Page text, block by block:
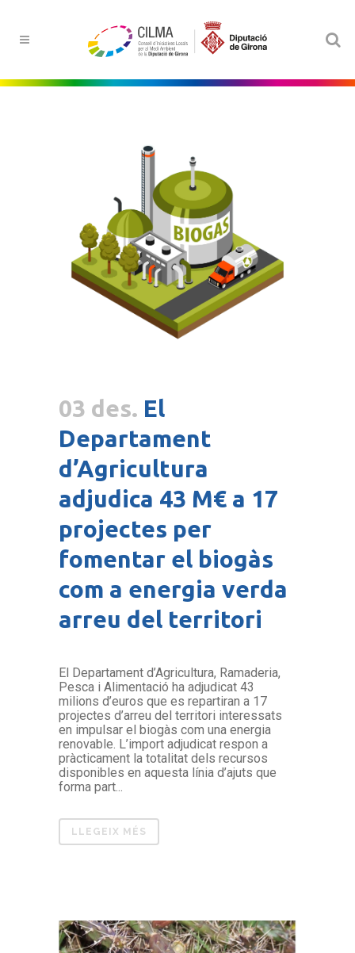
03 des. El
Departament
d’Agricultura
adjudica 43 M€ a 17
projectes per
fomentar el biogàs
com a energia verda
arreu del territori
El Departament d’Agricultura, Ramaderia,
Pesca i Alimentació ha adjudicat 43
milions d’euros que es repartiran a 17
projectes d’arreu del territori interessats
en impulsar el biogàs com una energia
renovable. L’import adjudicat respon a
pràcticament la totalitat dels recursos
disponibles en aquesta línia d’ajuts que
forma part...
LLEGEIX MÉS